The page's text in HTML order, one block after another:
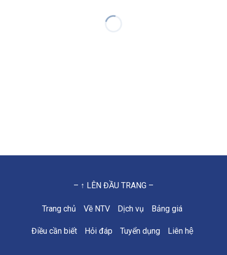
– ↑ LÊN ĐẦU TRANG –
Trang chủ Về NTV Dịch vụ Bảng giá
Điều cần biết Hỏi đáp Tuyển dụng Liên hệ